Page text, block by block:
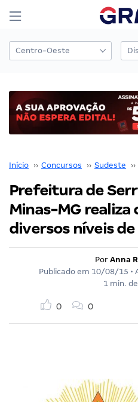
Início ›› Concursos ›› Sudeste ››
Prefeitura de
Minas-MG realiza
diversos níveis
Por Anna
Publicado em 10/08/15 •
1 min.
0 0